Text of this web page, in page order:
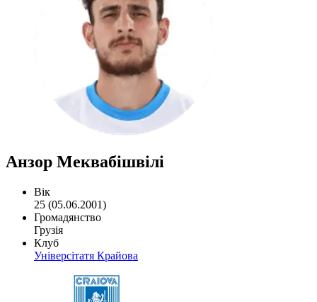
Анзор Меквабішвілі
Вік
25 (05.06.2001)
Громадянство
Грузія
Клуб
Універсітатя Крайова